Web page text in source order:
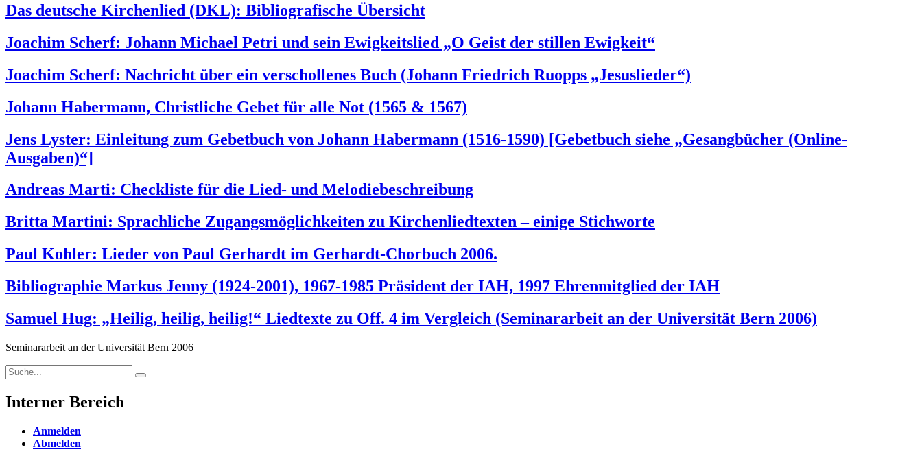
Das deutsche Kirchenlied (DKL): Bibliografische Übersicht
Joachim Scherf: Johann Michael Petri und sein Ewigkeitslied „O Geist der stillen Ewigkeit“
Joachim Scherf: Nachricht über ein verschollenes Buch (Johann Friedrich Ruopps „Jesuslieder“)
Johann Habermann, Christliche Gebet für alle Not (1565 & 1567)
Jens Lyster: Einleitung zum Gebetbuch von Johann Habermann (1516-1590) [Gebetbuch siehe „Gesangbücher (Online-
Ausgaben)“]
Andreas Marti: Checkliste für die Lied- und Melodiebeschreibung
Britta Martini: Sprachliche Zugangsmöglichkeiten zu Kirchenliedtexten – einige Stichworte
Paul Kohler: Lieder von Paul Gerhardt im Gerhardt-Chorbuch 2006.
Bibliographie Markus Jenny (1924-2001), 1967-1985 Präsident der IAH, 1997 Ehrenmitglied der IAH
Samuel Hug: „Heilig, heilig, heilig!“ Liedtexte zu Off. 4 im Vergleich (Seminararbeit an der Universität Bern 2006)
Seminararbeit an der Universität Bern 2006
Search
for:
Search
Interner Bereich
Anmelden
Abmelden